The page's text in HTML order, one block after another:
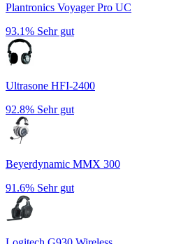
Plantronics Voyager Pro UC
93.1% Sehr gut
Ultrasone HFI-2400
92.8% Sehr gut
Beyerdynamic MMX 300
91.6% Sehr gut